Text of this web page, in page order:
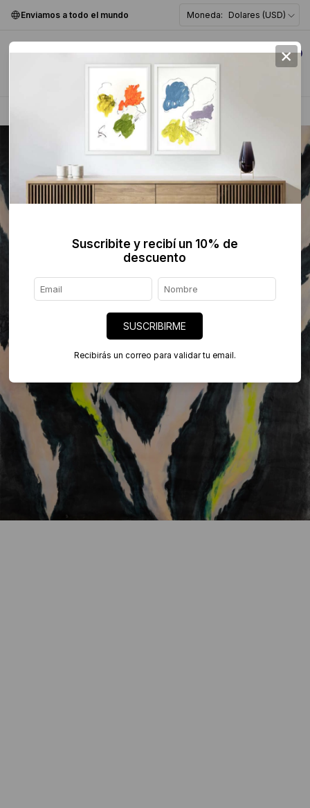
Enviamos a todo el mundo Moneda: Dolares (USD)
0
Abstracta >
×
Suscribite y recibí un 10% de
descuento
SUSCRIBIRME
Recibirás un correo para validar tu email.